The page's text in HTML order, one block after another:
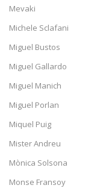
Mevaki
Michele Sclafani
Miguel Bustos
Miguel Gallardo
Miguel Manich
Miguel Porlan
Miquel Puig
Mister Andreu
Mònica Solsona
Monse Fransoy